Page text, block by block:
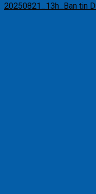
20250821_13h_Ban tin